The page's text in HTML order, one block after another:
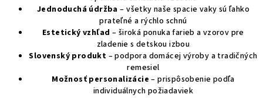
Jednoduchá údržba – všetky naše spacie vaky sú ľahko
prateľné a rýchlo schnú
Estetický vzhľad – široká ponuka farieb a vzorov pre
zladenie s detskou izbou
Slovenský produkt – podpora domácej výroby a tradičných
remesiel
Možnosť personalizácie – prispôsobenie podľa
individuálnych požiadaviek